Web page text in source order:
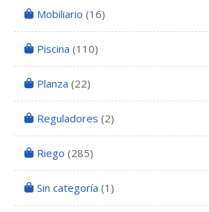
Mobiliario (16)
Piscina (110)
Planza (22)
Reguladores (2)
Riego (285)
Sin categoría (1)